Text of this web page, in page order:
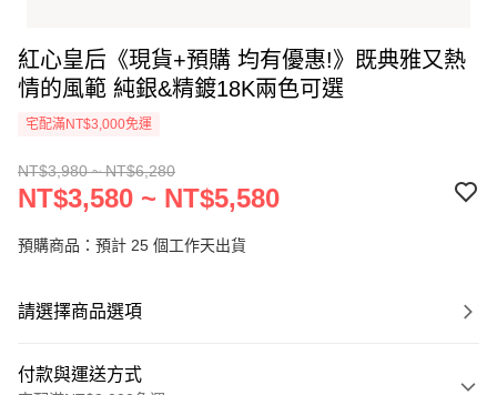
紅心皇后《現貨+預購 均有優惠!》既典雅又熱
情的風範 純銀&精鍍18K兩色可選
宅配滿NT$3,000免運
NT$3,980 ~ NT$6,280
NT$3,580 ~ NT$5,580
預購商品：預計 25 個工作天出貨
請選擇商品選項
付款與運送方式